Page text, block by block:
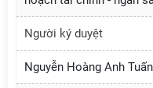
Người ký duyệt
Nguyễn Hoàng Anh Tuấn